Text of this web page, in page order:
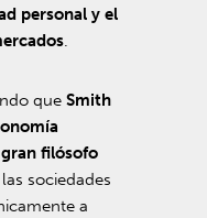
personal y el
.
queSmith
filósofo
sociedades
a